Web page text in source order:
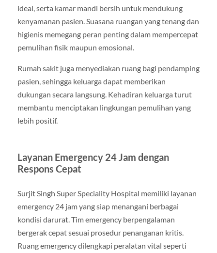
ideal, serta kamar mandi bersih untuk mendukung
kenyamanan pasien. Suasana ruangan yang tenang dan
higienis memegang peran penting dalam mempercepat
pemulihan fisik maupun emosional.
Rumah sakit juga menyediakan ruang bagi pendamping
pasien, sehingga keluarga dapat memberikan
dukungan secara langsung. Kehadiran keluarga turut
membantu menciptakan lingkungan pemulihan yang
lebih positif.
Layanan Emergency 24 Jam dengan
Respons Cepat
Surjit Singh Super Speciality Hospital memiliki layanan
emergency 24 jam yang siap menangani berbagai
kondisi darurat. Tim emergency berpengalaman
bergerak cepat sesuai prosedur penanganan kritis.
Ruang emergency dilengkapi peralatan vital seperti